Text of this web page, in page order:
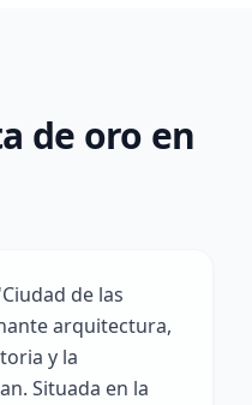
de oro en
de las
arquitectura,
y la
Situada en la